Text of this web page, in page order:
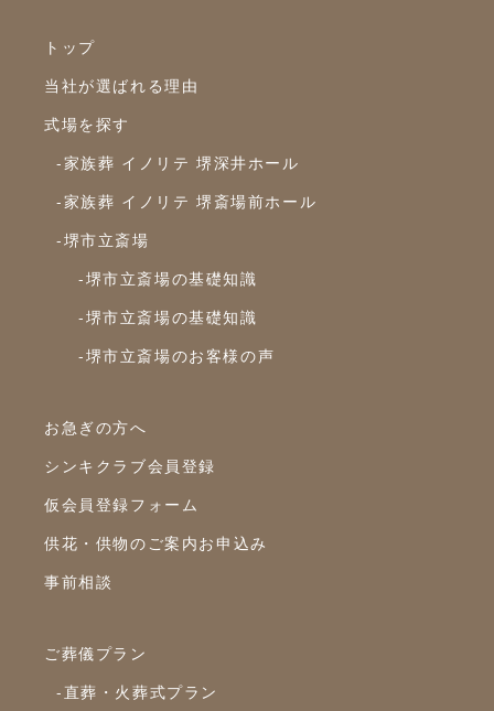
トップ
当社が選ばれる理由
式場を探す
-家族葬 イノリテ 堺深井ホール
-家族葬 イノリテ 堺斎場前ホール
-堺市立斎場
-堺市立斎場の基礎知識
-堺市立斎場の基礎知識
-堺市立斎場のお客様の声
お急ぎの方へ
シンキクラブ会員登録
仮会員登録フォーム
供花・供物のご案内お申込み
事前相談
ご葬儀プラン
-直葬・火葬式プラン